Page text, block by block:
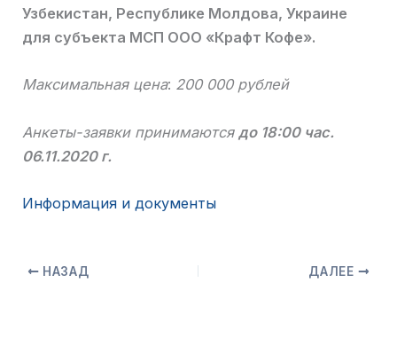
Узбекистан, Республике Молдова, Украине
для субъекта МСП ООО «Крафт Кофе».
Максимальная цена: 200 000 рублей
Анкеты-заявки принимаютсядо 18:00 час.
06.11.2020 г.
Информация и документы
НАЗАД ДАЛЕЕ